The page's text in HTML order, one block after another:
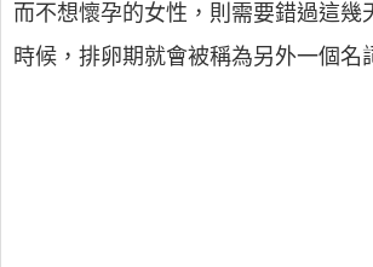
而不想懷孕的女性，則需要錯過這幾
時候，排卵期就會被稱為另外一個名